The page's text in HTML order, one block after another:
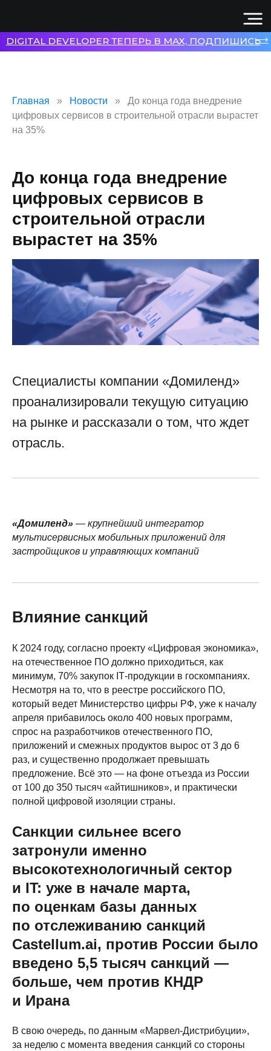
Главная Новости
До конца года внедрение
цифровых сервисов в строительной отрасли вырастет
на 35%
До конца года внедрение
цифровых сервисов в
строительной отрасли
вырастет на 35%
Специалисты компании «Домиленд»
проанализировали текущую ситуацию
на рынке и рассказали о том, что ждет
отрасль.
«Домиленд» — крупнейший интегратор
мультисервисных мобильных приложений для
застройщиков и управляющих компаний
Влияние санкций
К 2024 году, согласно проекту «Цифровая экономика»,
на отечественное ПО должно приходиться, как
минимум, 70% закупок IТ-продукции в госкомпаниях.
Несмотря на то, что в реестре российского ПО,
который ведет Министерство цифры РФ, уже к началу
апреля прибавилось около 400 новых программ,
спрос на разработчиков отечественного ПО,
приложений и смежных продуктов вырос от 3 до 6
раз, и существенно продолжает превышать
предложение. Всё это — на фоне отъезда из России
от 100 до 350 тысяч «айтишников», и практически
полной цифровой изоляции страны.
Санкции сильнее всего
затронули именно
высокотехнологичный сектор
и IT: уже в начале марта,
по оценкам базы данных
по отслеживанию санкций
Castellum.ai, против России было
введено 5,5 тысяч санкций —
больше, чем против КНДР
и Ирана
В свою очередь, по данным «Марвел-Дистрибуции»,
за неделю с момента введения санкций со стороны